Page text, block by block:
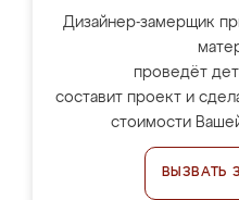
Дизайнер-замерщик
проведёт
составит проект и
стоимости
ВЫЗВАТЬ